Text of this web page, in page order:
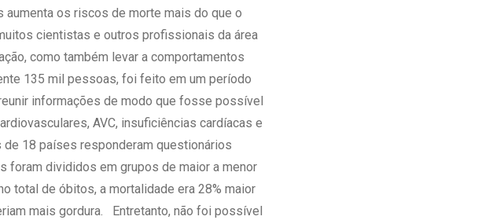
Ambiental
Social
Social
Digital Moinhos
Empresas
Tele Interconsultas
Cabine Telemedicina
Gestão do Cuidado
os riscos de morte mais do que o
cientistas e outros profissionais da área
como também levar a comportamentos
135 mil pessoas, foi feito em um período
informações de modo que fosse possível
AVC, insuficiências cardíacas e
18 países responderam questionários
foram divididos em grupos de maior a menor
total de óbitos, a mortalidade era 28% maior
mais gordura. Entretanto, não foi possível